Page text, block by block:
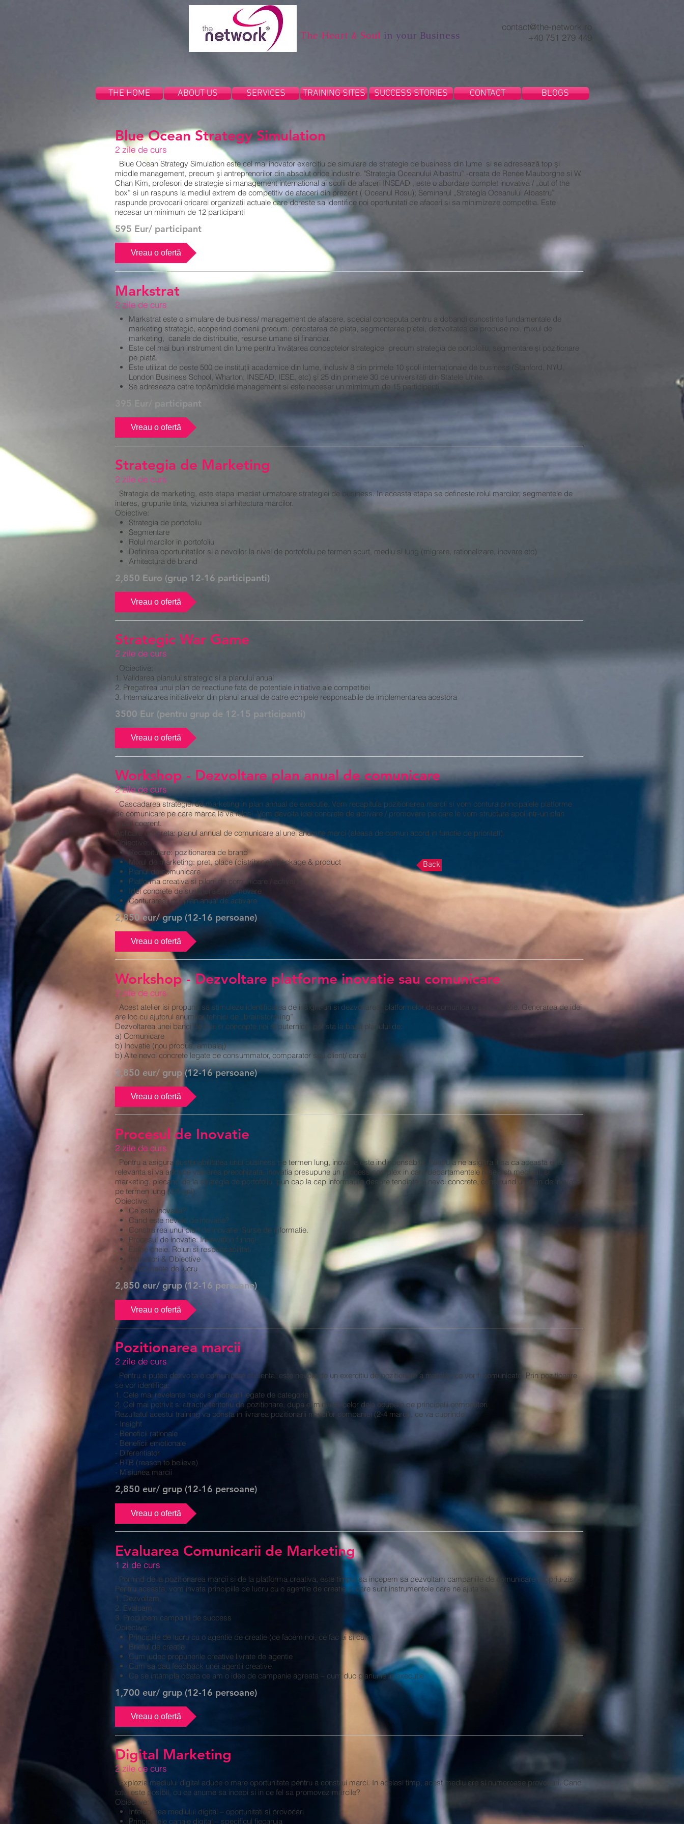
The Heart & Soul in your Business
contact@the-network.ro
+40 751 279 449
THE HOME ABOUT US SERVICES TRAINING SITES SUCCESS STORIES CONTACT BLOGS
Back
Blue Ocean Strategy Simulation
2 zile de curs
Blue Ocean Strategy Simulation este cel mai inovator exerciţiu de simulare de strategie de business din lume si se adresează top şi
middle management, precum şi antreprenorilor din absolut orice industrie. "Strategia Oceanului Albastru” -creata de Renée Mauborgne si W.
Chan Kim, profesori de strategie si management international ai scolii de afaceri INSEAD , este o abordare complet inovativa / „out of the
box” si un raspuns la mediul extrem de competitiv de afaceri din prezent ( Oceanul Rosu); Seminarul „Strategia Oceanului Albastru”
raspunde provocarii oricarei organizatii actuale care doreste sa identifice noi oportunitati de afaceri si sa minimizeze competitia. Este
necesar un minimum de 12 participanti
595 Eur/ participant
Vreau o ofertă
Markstrat
2 zile de curs
Markstrat este o simulare de business/ management de afacere, special conceputa pentru a dobandi cunostinte fundamentale de
marketing strategic, acoperind domenii precum: cercetarea de piata, segmentarea pietei, dezvoltatea de produse noi, mixul de
marketing, canale de distribuitie, resurse umane si financiar.
Este cel mai bun instrument din lume pentru învăţarea conceptelor strategice precum strategia de portofoliu, segmentare şi poziţionare
pe piaţă.
Este utilizat de peste 500 de instituţii academice din lume, inclusiv 8 din primele 10 şcoli internaţionale de business (Stanford, NYU,
London Business School, Wharton, INSEAD, IESE, etc) şi 25 din primele 30 de universităţi din Statele Unite.
Se adreseaza catre top&middle management si este necesar un mimimum de 15 participanti
395 Eur/ participant
Vreau o ofertă
Strategia de Marketing
2 zile de curs
Strategia de marketing, este etapa imediat urmatoare strategiei de business. In aceasta etapa se defineste rolul marcilor, segmentele de
interes, grupurile tinta, viziunea si arhitectura marcilor.
Obiective:
Strategia de portofoliu
Segmentare
Rolul marcilor in portofoliu
Definirea oportunitatilor si a nevoilor la nivel de portofoliu pe termen scurt, mediu si lung (migrare, rationalizare, inovare etc)
Arhitectura de brand
2,850 Euro (grup 12-16 participanti)
Vreau o ofertă
Strategic War Game
2 zile de curs
Obiective:
1. Validarea planului strategic si a planului anual
2. Pregatirea unui plan de reactiune fata de potentiale initiative ale competitiei
3. Internalizarea initiativelor din planul anual de catre echipele responsabile de implementarea acestora
3500 Eur (pentru grup de 12-15 participanti)
Vreau o ofertă
Workshop - Dezvoltare plan anual de comunicare
2 zile de curs
Cascadarea strategiei de marketing in plan annual de executie. Vom recapitula pozitionarea marcii si vom contura principalele platforme
de comunicare pe care marca le va folosi. Vom devolta idei concrete de activare / promovare pe care le vom structura apoi intr-un plan
anual coerent.
Aplicare concreta: planul annual de comunicare al unei anumite marci (aleasa de comun acord in functie de prioritati).
Obiective:
Recapitulare: pozitionarea de brand
Mixul de marketing: pret, place (distributie), package & product
Planul de comunicare
Platforma creativa si piloni de comunicare / activare
Idei concrete de sustinere si promovare
Conturarea unui plan anual de activare
2,850 eur/ grup (12-16 persoane)
Vreau o ofertă
Workshop - Dezvoltare platforme inovatie sau comunicare
2 zile de curs
Acest atelier isi propune sa stimuleze identificarea de insight-uri si dezvoltarea platformelor de comunicare sau inovatie. Generarea de idei
are loc cu ajutorul anumitor tehnici de „brainstorming”
Dezvoltarea unei banci de idei si concepte noi si puternice, pot sta la baza planului de:
a) Comunicare
b) Inovatie (nou produs, ambalaj)
b) Alte nevoi concrete legate de consummator, comparator sau client/ canal.
2,850 eur/ grup (12-16 persoane)
Vreau o ofertă
Procesul de Inovatie
2 zile de curs
Pentru a asigura sustenabilitatea unui business pe termen lung, inovatia este indispensabila. Pentru a ne asigura insa ca aceasta este
relevanta si va adduce valoarea preconizata, inovatia presupune un process complex in care departamentele research medical, si
marketing, plecand de la strategia de portofoliu, pun cap la cap informatiile despre tendinte si nevoi concrete, construind un plan de inovatie
pe termen lung (3-5 ani).
Obiective:
Ce este inovatia?
Cand este nevoie de inovatie?
Construirea unui plan de inovatie. Surse de informatie.
Procesul de inovatie: Innovation funnel.
Etape cheie. Roluri si responsabilitati
Indicatori & Obiective
Instrumente de lucru
2,850 eur/ grup (12-16 persoane)
Vreau o ofertă
Pozitionarea marcii
2 zile de curs
Pentru a putea dezvolta o comunicare eficienta, este nevoie de un exercitiu de pozitionare a marcilor ce vor fi comunicate. Prin pozitionare
se vor identifica:
1. Cele mai revelante nevoi si motivatii legate de categorie
2. Cel mai potrivit si atractiv teritoriu de pozitionare, dupa eliminarea celor deja ocupate de principalii competitori
Rezultatul acestui training va consta in livrarea pozitionarii marcilor companiei (2-4 marci), ce va cuprinde:
- Insight
- Beneficii rationale
- Beneficii emotionale
- Diferentiator
- RTB (reason to believe)
- Misiunea marcii
2,850 eur/ grup (12-16 persoane)
Vreau o ofertă
Evaluarea Comunicarii de Marketing
1 zi de curs
Pornind de la pozitionarea marcii si de la platforma creativa, este timpul sa incepem sa dezvoltam campaniile de comunicare propriu-zise.
Pentru aceasta, vom invata principiile de lucru cu o agentie de creatie si care sunt instrumentele care ne ajuta sa
1. Dezvoltam,
2. Evaluam,
3. Producem campanii de success
Obiective:
Principiile de lucru cu o agentie de creatie (ce facem noi, ce fac ei si cum)
Brieful de creatie
Cum judec propunerile creative livrate de agentie
Cum sa dau feedback unei agentii creative
Ce se intampla odata ce am o idee de campanie agreata – cum duc planurile in executie
1,700 eur/ grup (12-16 persoane)
Vreau o ofertă
Digital Marketing
2 zile de curs
Explozia mediului digital aduce o mare oportunitate pentru a construi marci. In acelasi timp, acest mediu are si numeroase provocari. Cand
totul este posibil, cu ce anume sa incepi si in ce fel sa promovez marcile?
Obiective:
Intelegerea mediului digital – oportunitati si provocari
Principalele canale digital – specificul fiecaruia